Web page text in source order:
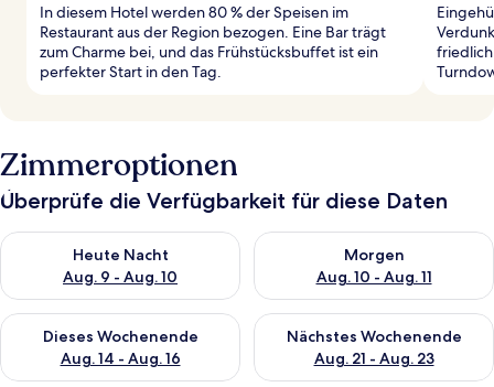
In diesem Hotel werden 80 % der Speisen im
Restaurant aus der Region bezogen. Eine Bar trägt
zum Charme bei, und das Frühstücksbuffet ist ein
perfekter Start in den Tag.
Zimmeroptionen
Überprüfe die Verfügbarkeit für diese Daten
Heute Nacht
Aug. 9 - Aug. 10
Überprüfe die Verfügbarkeit für heute Nacht, Aug. 9 - Aug.
Morgen
Aug. 10 - Aug. 11
Überprüfe die Verfügbarkeit
Dieses Wochenende
Aug. 14 - Aug. 16
Überprüfe die Verfügbarkeit für dieses Wochenende, Aug. 14
Nächstes Wochenende
Aug. 21 - Aug. 23
Überprüfe die Verfügbarkeit